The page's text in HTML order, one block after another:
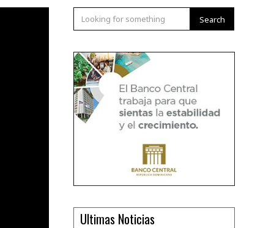
Search
Ultimas Noticias